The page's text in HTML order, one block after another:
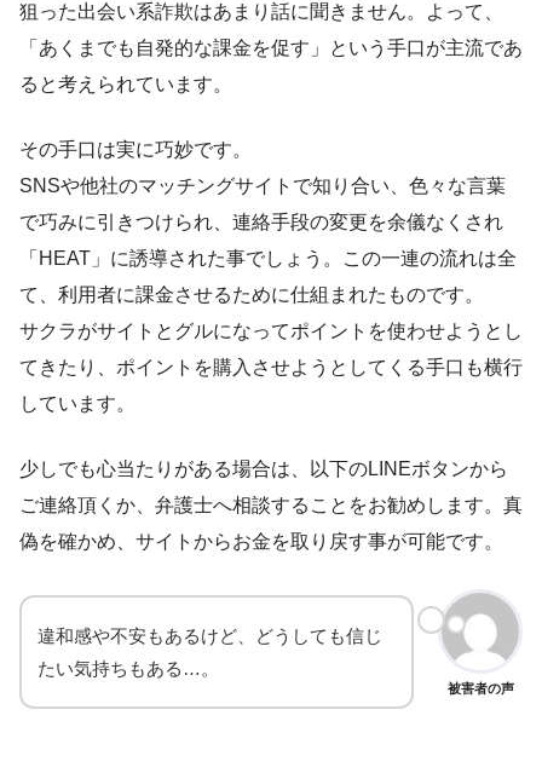
狙った出会い系詐欺はあまり話に聞きません。よって、
「あくまでも自発的な課金を促す」という手口が主流であ
ると考えられています。
その手口は実に巧妙です。
SNSや他社のマッチングサイトで知り合い、色々な言葉
で巧みに引きつけられ、連絡手段の変更を余儀なくされ
「HEAT」に誘導された事でしょう。この一連の流れは全
て、 利用者に課金させるために仕組まれたものです。
サクラがサイトとグルになってポイントを使わせようとし
てきたり、ポイントを購入させようとしてくる手口も横行
しています。
少しでも心当たりがある場合は、以下のLINEボタンから
ご連絡頂くか、 弁護士へ相談することをお勧めします。真
偽を確かめ、サイトからお金を取り戻す事が可能です。
被害者の声
違和感や不安もあるけど、どうしても信じ
たい気持ちもある…。